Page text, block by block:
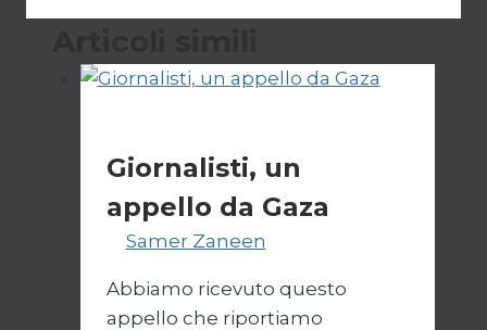
Giornalisti, un
appello da Gaza
Samer Zaneen
Abbiamo ricevuto questo
appello che riportiamo